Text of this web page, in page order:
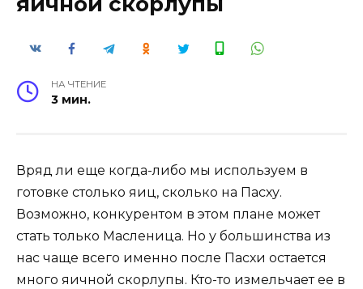
НА ЧТЕНИЕ
3 мин.
Вряд ли еще когда-либо мы используем в
готовке столько яиц, сколько на Пасху.
Возможно, конкурентом в этом плане может
стать только Масленица. Но у большинства из
нас чаще всего именно после Пасхи остается
много яичной скорлупы. Кто-то измельчает ее в